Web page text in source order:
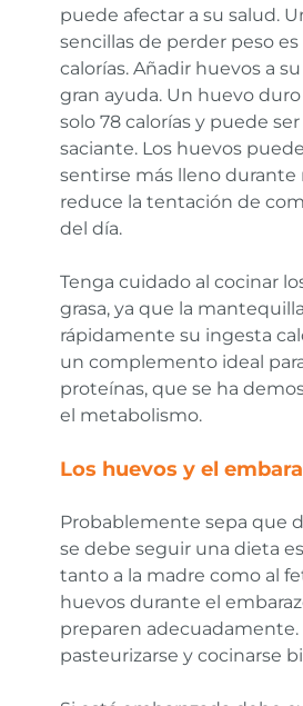
puede afectar a su salud.
sencillas de perder peso
calorías. Añadir huevos a
gran ayuda. Un huevo
solo 78 calorías y puede
saciante. Los huevos
sentirse más lleno
reduce la tentación de
del día.
Tenga cuidado al cocinar
grasa, ya que la
rápidamente su ingesta
un complemento ideal
proteínas, que se ha
el metabolismo.
Los huevos y el
Probablemente sepa que
se debe seguir una dieta
tanto a la madre como al
huevos durante el
preparen
pasteurizarse y cocinarse